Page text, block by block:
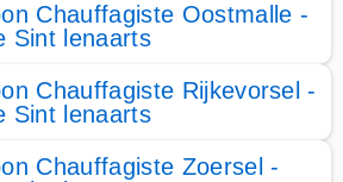
Chauffagiste Oostmalle -
Sint lenaarts
Chauffagiste Rijkevorsel -
Sint lenaarts
Chauffagiste Zoersel -